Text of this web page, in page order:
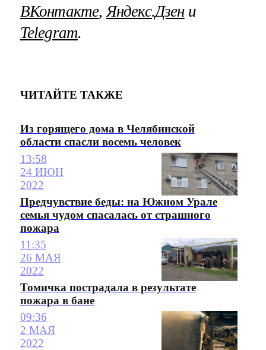
ВКонтакте,Яндекс.Дзени
Telegram.
ЧИТАЙТЕ ТАКЖЕ
Из горящего дома в Челябинской
области спасли восемь человек
13:58
24 ИЮН
2022
Предчувствие беды: на Южном Урале
семья чудом спасалась от страшного
пожара
11:35
26 МАЯ
2022
Томичка пострадала в результате
пожара в бане
09:36
2 МАЯ
2022